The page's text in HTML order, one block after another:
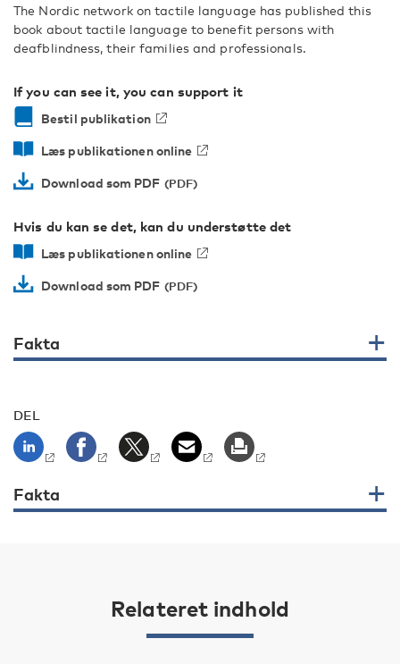
The Nordic network on tactile language has published this
book about tactile language to benefit persons with
deafblindness, their families and professionals.
If you can see it, you can support it
Bestil publikation
Læs publikationen online
Download som PDF
Hvis du kan se det, kan du understøtte det
Læs publikationen online
Download som PDF
Fakta
DEL
Fakta
Relateret indhold